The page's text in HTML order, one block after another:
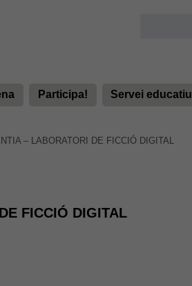
Participa! Servei educatiu
– LABORATORI DE FICCIÓ DIGITAL
FICCIÓ DIGITAL